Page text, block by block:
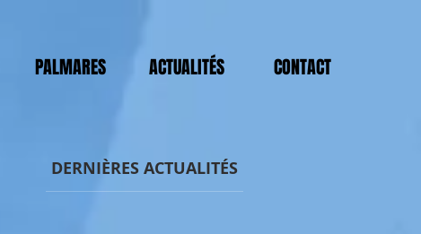
PALMARES ACTUALITÉS CONTACT
DERNIÈRES ACTUALITÉS